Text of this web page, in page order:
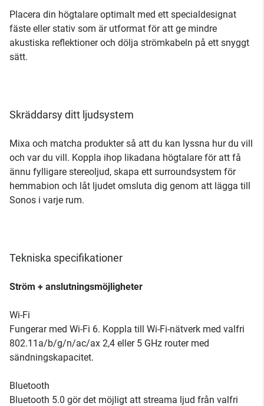
Placera din högtalare optimalt med ett specialdesignat
fäste eller stativ som är utformat för att ge mindre
akustiska reflektioner och dölja strömkabeln på ett snyggt
sätt.
Skräddarsy ditt ljudsystem
Mixa och matcha produkter så att du kan lyssna hur du vill
och var du vill. Koppla ihop likadana högtalare för att få
ännu fylligare stereoljud, skapa ett surroundsystem för
hemmabion och låt ljudet omsluta dig genom att lägga till
Sonos i varje rum.
Tekniska specifikationer
Ström + anslutningsmöjligheter
Wi-Fi
Fungerar med Wi-Fi 6. Koppla till Wi-Fi-nätverk med valfri
802.11a/b/g/n/ac/ax 2,4 eller 5 GHz router med
sändningskapacitet.
Bluetooth
Bluetooth 5.0 gör det möjligt att streama ljud från valfri